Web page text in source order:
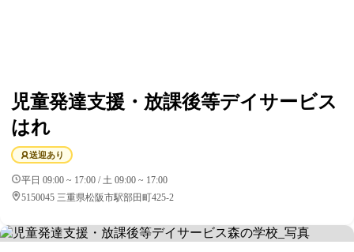
児童発達支援・放課後等デイサービス
はれ
送迎あり
平日 09:00 ~ 17:00 / 土 09:00 ~ 17:00
5150045 三重県松阪市駅部田町425-2